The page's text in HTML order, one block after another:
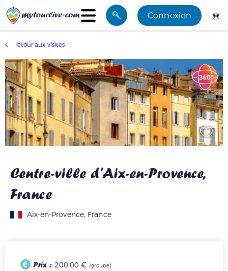
Visites
Mes favoris
Blog
Groupes
Connexion
retour aux visites
Centre-ville d'Aix-en-Provence,
France
Aix-en-Provence, France
Prix : 200.00 € (groupe)